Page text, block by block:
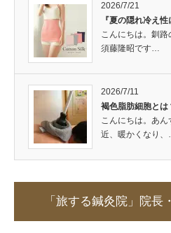
2026/7/21
『夏の隠れ冷え
こんにちは。釧
須藤隆昭です…
2026/7/11
褐色脂肪細胞と
こんにちは。あ
近、暖かくなり
「旅する鍼灸院」院長